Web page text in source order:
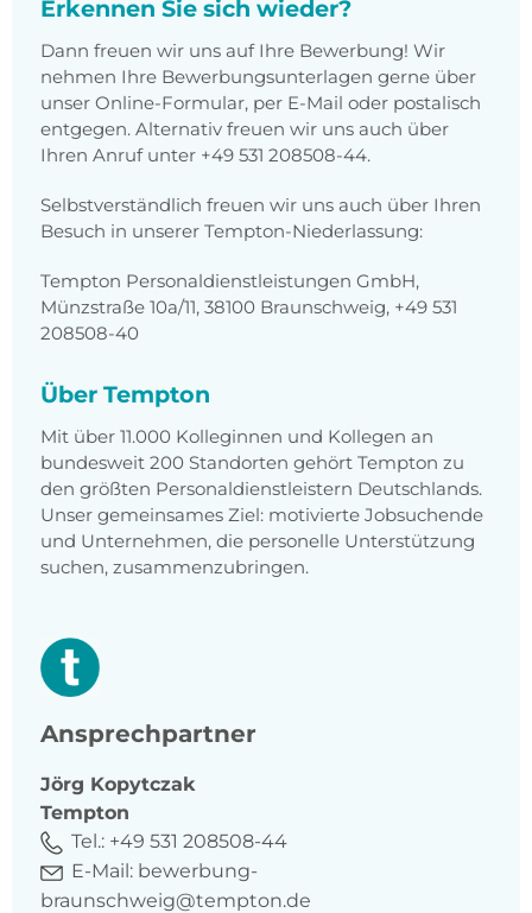
Erkennen Sie sich wieder?
Dann freuen wir uns auf Ihre Bewerbung! Wir
nehmen Ihre Bewerbungsunterlagen gerne über
unser Online-Formular, per E-Mail oder postalisch
entgegen. Alternativ freuen wir uns auch über
Ihren Anruf unter +49 531 208508-44.
Selbstverständlich freuen wir uns auch über Ihren
Besuch in unserer Tempton-Niederlassung:
Tempton Personaldienstleistungen GmbH,
Münzstraße 10a/11, 38100 Braunschweig, +49 531
208508-40
Über Tempton
Mit über 11.000 Kolleginnen und Kollegen an
bundesweit 200 Standorten gehört Tempton zu
den größten Personaldienstleistern Deutschlands.
Unser gemeinsames Ziel: motivierte Jobsuchende
und Unternehmen, die personelle Unterstützung
suchen, zusammenzubringen.
Ansprechpartner
Jörg Kopytczak
Tempton
Tel.: +49 531 208508-44
E-Mail: bewerbung-
braunschweig@tempton.de